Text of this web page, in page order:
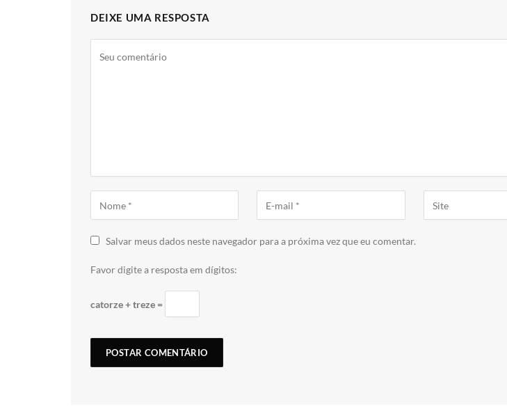
DEIXE UMA RESPOSTA
Salvar meus dados neste navegador para a próxima vez que eu comentar.
Favor digite a resposta em dígitos:
catorze + treze =